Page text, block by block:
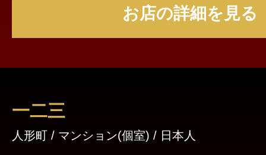
ター様❄️ ◾︎LINE割、Blueskyフォロー割 𝟏,𝟎𝟎𝟎円引
く終了させていただく可能性があります
お店の詳細を見る
一二三
人形町 / マンション(個室) / 日本人